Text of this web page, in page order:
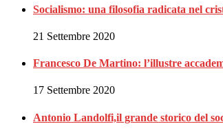
Socialismo: una filosofia radicata nel
21 Settembre 2020
Francesco De Martino: l’illustre
17 Settembre 2020
Antonio Landolfi,il grande storico del